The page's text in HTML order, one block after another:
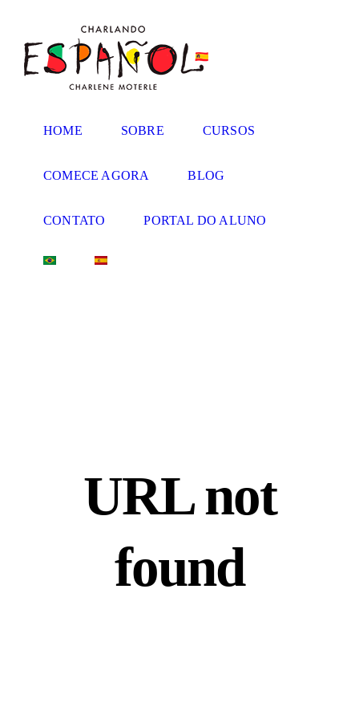
HOME SOBRE CURSOS
COMECE AGORA BLOG
CONTATO PORTAL DO ALUNO
URL not
found